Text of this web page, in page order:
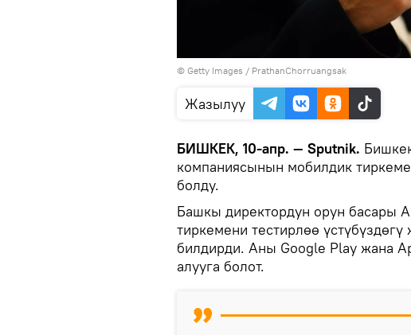
© Getty Images / PrathanChorruangsak
Жазылуу
БИШКЕК, 10-апр. — Sputnik.
компаниясынын мобилдик
болду.
Башкы директордун орун басары
тиркемени тестирлөө
билдирди. Аны Google Play жана
алууга болот.